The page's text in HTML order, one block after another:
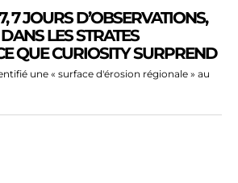
7 JOURS D’OBSERVATIONS,
LES STRATES
QUE CURIOSITY SURPREND
une « surface d'érosion régionale » au